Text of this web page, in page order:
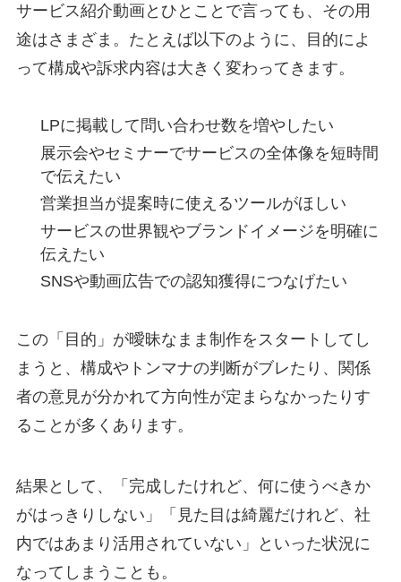
サービス紹介動画とひとことで言っても、その用
途はさまざま。たとえば以下のように、目的によ
って構成や訴求内容は大きく変わってきます。
LPに掲載して問い合わせ数を増やしたい
展示会やセミナーでサービスの全体像を短時間
で伝えたい
営業担当が提案時に使えるツールがほしい
サービスの世界観やブランドイメージを明確に
伝えたい
SNSや動画広告での認知獲得につなげたい
この「目的」が曖昧なまま制作をスタートしてし
まうと、構成やトンマナの判断がブレたり、関係
者の意見が分かれて方向性が定まらなかったりす
ることが多くあります。
結果として、「完成したけれど、何に使うべきか
がはっきりしない」「見た目は綺麗だけれど、社
内ではあまり活用されていない」といった状況に
なってしまうことも。